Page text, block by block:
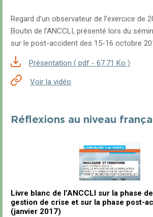
Regard d’un observateur de l’exercice de
Boutin de l’ANCCLI, présenté lors du
sur le post-accident des 15-16 octobre
Présentation ( pdf - 67.71 Ko )
Voir la vidéo
Réflexions au niveau
Livre blanc de l’ANCCLI sur la phase
gestion de crise et sur la phase post-
(janvier 2017)